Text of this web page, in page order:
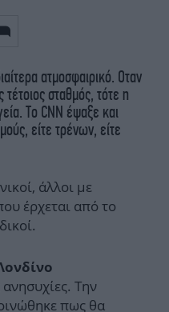
ατμοσφαιρικό. Οταν
σταθμός, τότε η
Το CNN έψαξε και
είτε τρένων, είτε
άλλοι με
έρχεται από το
Την
πως θα